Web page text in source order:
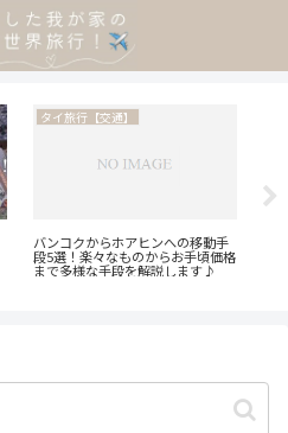
タイ旅行【お土産】
【個包装のタイ土産！】職場や大
人数向けにぴったりの個包装のお
菓子をご紹介します♪